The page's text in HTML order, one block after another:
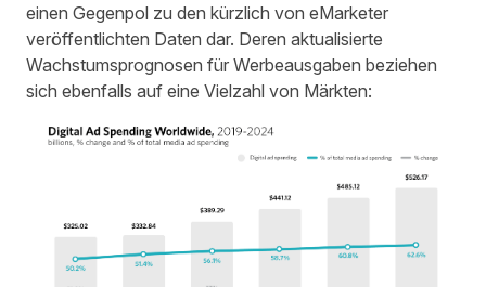
einen Gegenpol zu den kürzlich von eMarketer
veröffentlichten Daten dar. Deren aktualisierte
Wachstumsprognosen für Werbeausgaben beziehen
sich ebenfalls auf eine Vielzahl von Märkten: